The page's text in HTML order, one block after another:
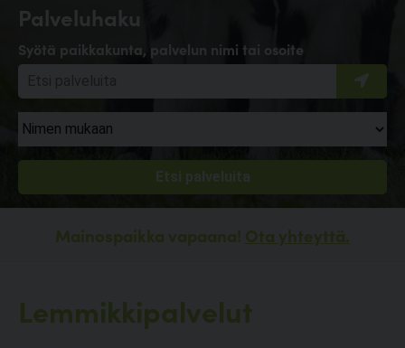
Palveluhaku
Syötä paikkakunta, palvelun nimi tai osoite
Mainospaikka vapaana! Ota yhteyttä.
Lemmikkipalvelut